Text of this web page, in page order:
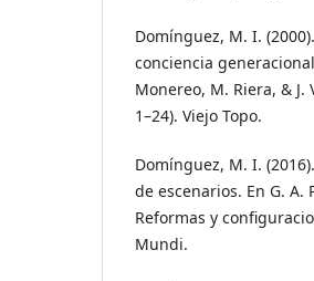
Domínguez, M. I.
conciencia
Monereo, M. Riera, &
1–24). Viejo Topo.
Domínguez, M. I.
de escenarios. En G. A.
Reformas y
Mundi.